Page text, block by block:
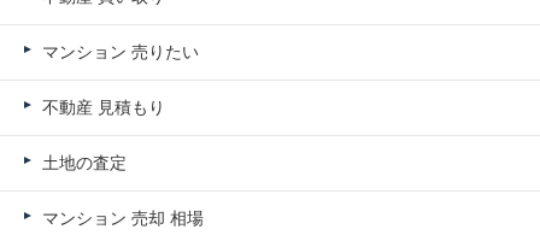
マンション 売りたい
不動産 見積もり
土地の査定
マンション 売却 相場